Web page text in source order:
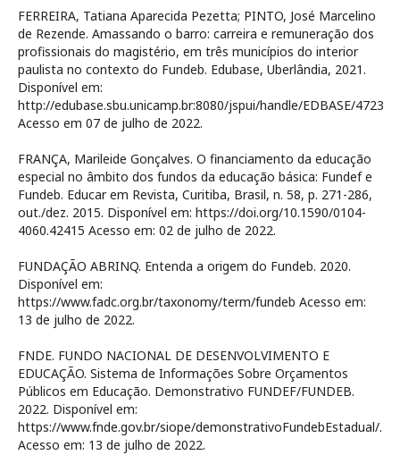
FERREIRA, Tatiana Aparecida Pezetta; PINTO, José Marcelino
de Rezende. Amassando o barro: carreira e remuneração dos
profissionais do magistério, em três municípios do interior
paulista no contexto do Fundeb. Edubase, Uberlândia, 2021.
Disponível em:
http://edubase.sbu.unicamp.br:8080/jspui/handle/EDBASE/4723
Acesso em 07 de julho de 2022.
FRANÇA, Marileide Gonçalves. O financiamento da educação
especial no âmbito dos fundos da educação básica: Fundef e
Fundeb. Educar em Revista, Curitiba, Brasil, n. 58, p. 271-286,
out./dez. 2015. Disponível em: https://doi.org/10.1590/0104-
4060.42415 Acesso em: 02 de julho de 2022.
FUNDAÇÃO ABRINQ. Entenda a origem do Fundeb. 2020.
Disponível em:
https://www.fadc.org.br/taxonomy/term/fundeb Acesso em:
13 de julho de 2022.
FNDE. FUNDO NACIONAL DE DESENVOLVIMENTO E
EDUCAÇÃO. Sistema de Informações Sobre Orçamentos
Públicos em Educação. Demonstrativo FUNDEF/FUNDEB.
2022. Disponível em:
https://www.fnde.gov.br/siope/demonstrativoFundebEstadual/.
Acesso em: 13 de julho de 2022.